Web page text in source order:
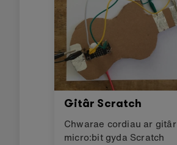
Gitâr Scratch
Chwarae cordiau ar gitâr
micro:bit gyda Scratch